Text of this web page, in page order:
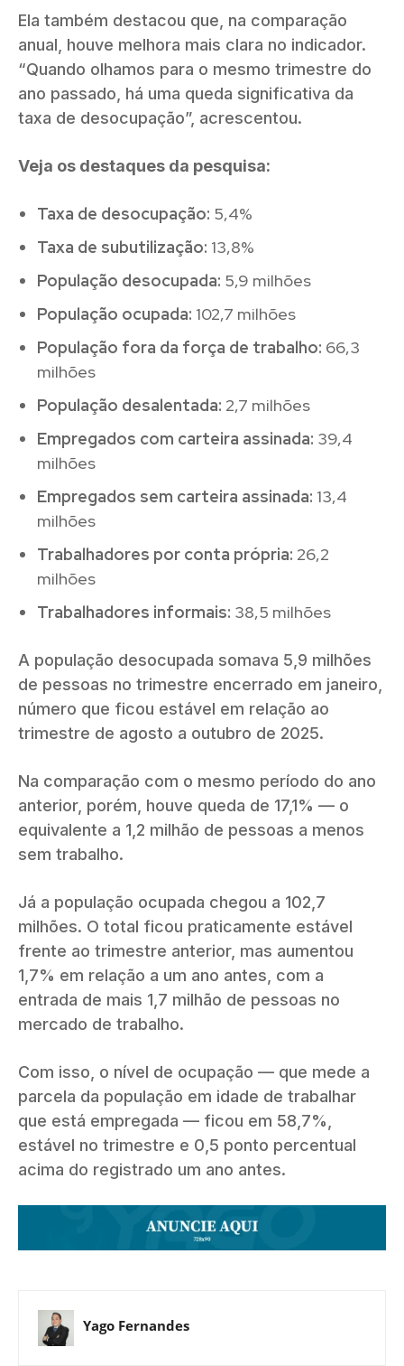
Ela também destacou que, na comparação
anual, houve melhora mais clara no indicador.
“Quando olhamos para o mesmo trimestre do
ano passado, há uma queda significativa da
taxa de desocupação”, acrescentou.
Veja os destaques da pesquisa:
Taxa de desocupação: 5,4%
Taxa de subutilização: 13,8%
População desocupada: 5,9 milhões
População ocupada: 102,7 milhões
População fora da força de trabalho: 66,3
milhões
População desalentada: 2,7 milhões
Empregados com carteira assinada: 39,4
milhões
Empregados sem carteira assinada: 13,4
milhões
Trabalhadores por conta própria: 26,2
milhões
Trabalhadores informais: 38,5 milhões
A população desocupada somava 5,9 milhões
de pessoas no trimestre encerrado em janeiro,
número que ficou estável em relação ao
trimestre de agosto a outubro de 2025.
Na comparação com o mesmo período do ano
anterior, porém, houve queda de 17,1% — o
equivalente a 1,2 milhão de pessoas a menos
sem trabalho.
Já a população ocupada chegou a 102,7
milhões. O total ficou praticamente estável
frente ao trimestre anterior, mas aumentou
1,7% em relação a um ano antes, com a
entrada de mais 1,7 milhão de pessoas no
mercado de trabalho.
Com isso, o nível de ocupação — que mede a
parcela da população em idade de trabalhar
que está empregada — ficou em 58,7%,
estável no trimestre e 0,5 ponto percentual
acima do registrado um ano antes.
Yago Fernandes